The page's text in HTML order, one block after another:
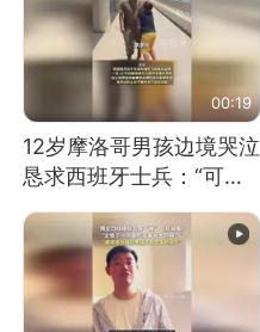
00:19
12岁摩洛哥男孩边境哭泣
恳求西班牙士兵：“可不